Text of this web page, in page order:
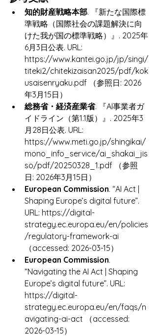
知的財産戦略本部. 『新たな国際標
準戦略（国際社会の課題解決に向
けた我が国の標準戦略）』. 2025年
6月3日公表. URL:
https://www.kantei.go.jp/jp/singi/
titeki2/chitekizaisan2025/pdf/kok
usaisenryaku.pdf （参照日: 2026
年3月15日）
総務省・経済産業省. 『AI事業者ガ
イドライン（第1.1版）』. 2025年3
月28日公表. URL:
https://www.meti.go.jp/shingikai/
mono_info_service/ai_shakai_jis
so/pdf/20250328_1.pdf （参照
日: 2026年3月15日）
European Commission. “AI Act |
Shaping Europe’s digital future”.
URL: https://digital-
strategy.ec.europa.eu/en/policies
/regulatory-framework-ai
（accessed: 2026-03-15）
European Commission.
“Navigating the AI Act | Shaping
Europe’s digital future”. URL:
https://digital-
strategy.ec.europa.eu/en/faqs/n
avigating-ai-act （accessed:
2026-03-15）